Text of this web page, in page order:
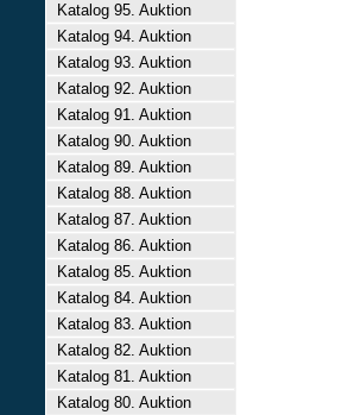
Katalog 95. Auktion
Katalog 94. Auktion
Katalog 93. Auktion
Katalog 92. Auktion
Katalog 91. Auktion
Katalog 90. Auktion
Katalog 89. Auktion
Katalog 88. Auktion
Katalog 87. Auktion
Katalog 86. Auktion
Katalog 85. Auktion
Katalog 84. Auktion
Katalog 83. Auktion
Katalog 82. Auktion
Katalog 81. Auktion
Katalog 80. Auktion